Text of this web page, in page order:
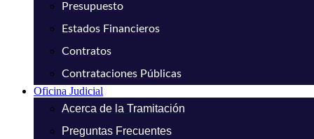
Presupuesto
Estados Financieros
Contratos
Contrataciones Públicas
Oficina Judicial
Acerca de la Tramitación
Preguntas Frecuentes